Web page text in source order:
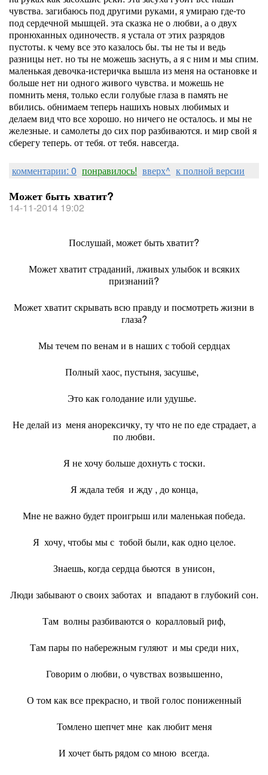
чувства. загибаюсь под другими руками, я умираю где-то
под сердечной мышцей. эта сказка не о любви, а о двух
пронюханных одиночеств. я устала от этих разрядов
пустоты. к чему все это казалось бы. ты не ты и ведь
разницы нет. но ты не можешь заснуть, а я с ним и мы спим.
маленькая девочка-истеричка вышла из меня на остановке и
больше нет ни одного живого чувства. и можешь не
помнить меня, только если голубые глаза в память не
вбились. обнимаем теперь нашихъ новых любимых и
делаем вид что все хорошо. но ничего не осталось. и мы не
железные. и самолеты до сих пор разбиваются. и мир свой я
сберегу теперь. от тебя. от тебя. навсегда.
комментарии: 0 понравилось! вверх^ к полной версии
Может быть хватит?
14-11-2014 19:02
Послушай, может быть хватит?
Может хватит страданий, лживых улыбок и всяких
признаний?
Может хватит скрывать всю правду и посмотреть жизни в
глаза?
Мы течем по венам и в наших с тобой сердцах
Полный хаос, пустыня, засушье,
Это как голодание или удушье.
Не делай из меня анорексичку, ту что не по еде страдает, а
по любви.
Я не хочу больше дохнуть с тоски.
Я ждала тебя и жду , до конца,
Мне не важно будет проигрыш или маленькая победа.
Я хочу, чтобы мы с тобой были, как одно целое.
Знаешь, когда сердца бьются в унисон,
Люди забывают о своих заботах и впадают в глубокий сон.
Там волны разбиваются о коралловый риф,
Там пары по набережным гуляют и мы среди них,
Говорим о любви, о чувствах возвышенно,
О том как все прекрасно, и твой голос пониженный
Томлено шепчет мне как любит меня
И хочет быть рядом со мною всегда.